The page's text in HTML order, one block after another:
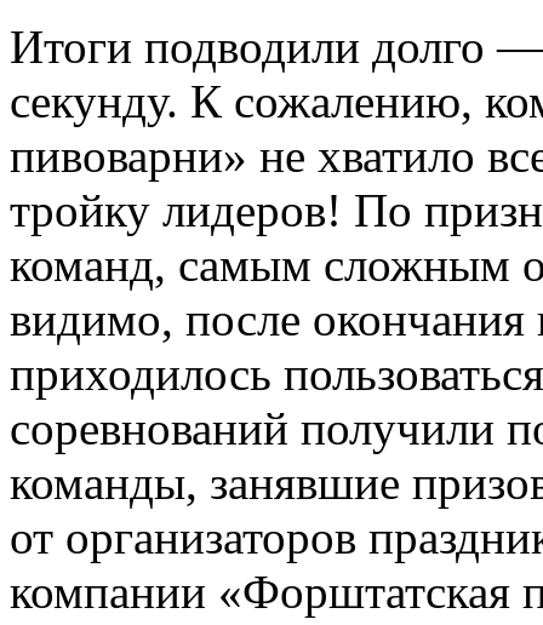
Итоги подводили долго
секунду. К сожалению,
пивоварни» не хватило
тройку лидеров! По
команд, самым сложным
видимо, после
приходилось
соревнований получили
команды, занявшие
от организаторов
компании «Форштатская